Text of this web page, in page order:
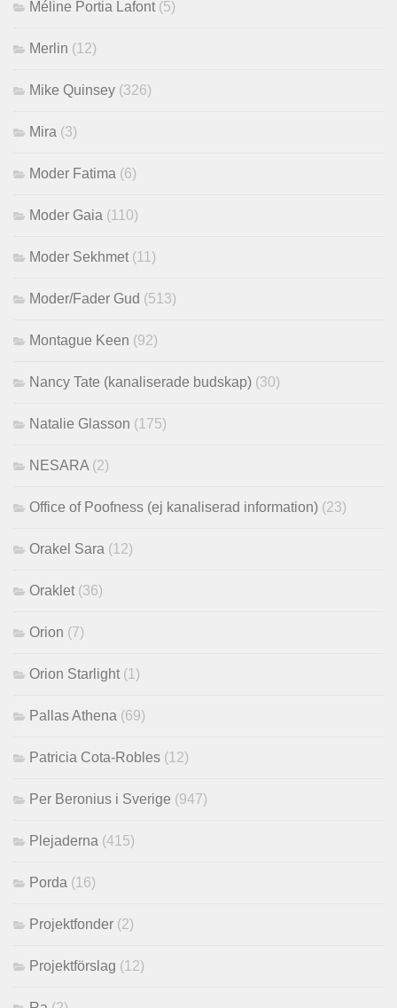
Méline Portia Lafont (5)
Merlin (12)
Mike Quinsey (326)
Mira (3)
Moder Fatima (6)
Moder Gaia (110)
Moder Sekhmet (11)
Moder/Fader Gud (513)
Montague Keen (92)
Nancy Tate (kanaliserade budskap) (30)
Natalie Glasson (175)
NESARA (2)
Office of Poofness (ej kanaliserad information) (23)
Orakel Sara (12)
Oraklet (36)
Orion (7)
Orion Starlight (1)
Pallas Athena (69)
Patricia Cota-Robles (12)
Per Beronius i Sverige (947)
Plejaderna (415)
Porda (16)
Projektfonder (2)
Projektförslag (12)